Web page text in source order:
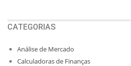
CATEGORIAS
Análise de Mercado
Calculadoras de Finanças